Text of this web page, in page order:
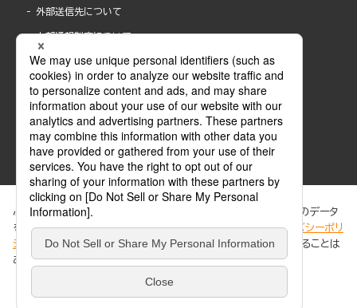
外部送信先について
内部通報制度について
ABJマークは、この電子書店・電子書籍配信サービスが、著作権者からコンテンツ使用許諾を
得た正規版配信サービスであることを示す登録商標(登録番号 第6091713号)です。
ABJマークの詳細、ABJマークを掲示しているサービスの一覧はこちら。
ぶんか社が運営するサイトでは、利便性向上のためにCookie等のデータ
を使用しています。 当社のCookieについての詳細は、「プライバシーポリ
シー
」をご覧ください。当サイトでは、訪問者の個人情報を追跡することは
ありません。